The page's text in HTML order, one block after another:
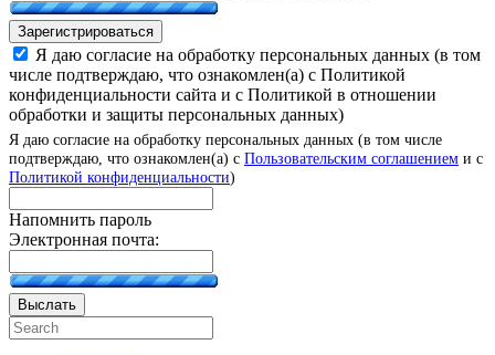
Зарегистрироваться
Я даю согласие на обработку персональных данных (в том
числе подтверждаю, что ознакомлен(а) с Политикой
конфиденциальности сайта и с Политикой в отношении
обработки и защиты персональных данных)
Я даю согласие на обработку персональных данных (в том числе
подтверждаю, что ознакомлен(а) с Пользовательским соглашением и с
Политикой конфиденциальности)
Напомнить пароль
Электронная почта:
Выслать